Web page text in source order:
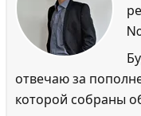
отвечаю за
которой собраны